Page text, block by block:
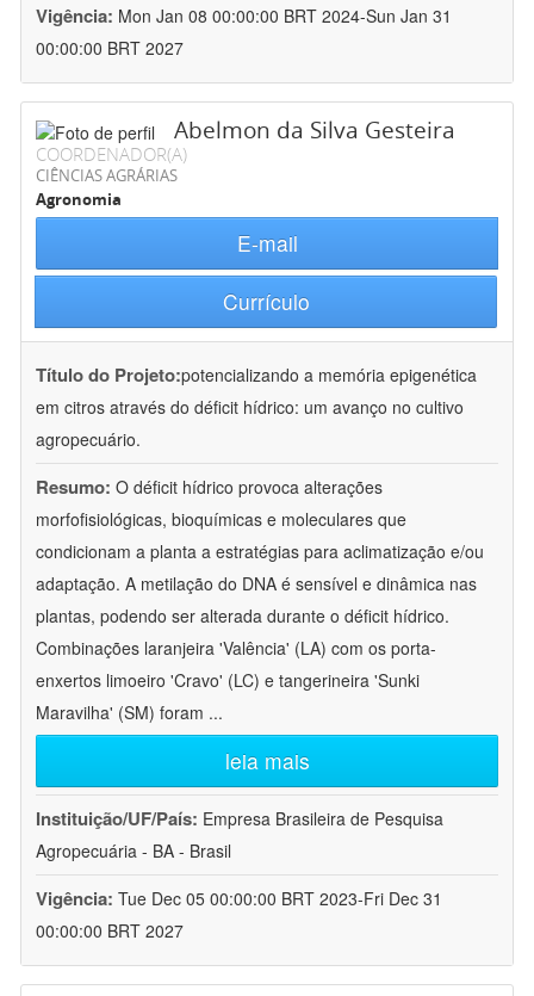
Vigência: Mon Jan 08 00:00:00 BRT 2024-Sun Jan 31
00:00:00 BRT 2027
Abelmon da Silva Gesteira
COORDENADOR(A)
CIÊNCIAS AGRÁRIAS
Agronomia
E-mail
Currículo
Título do Projeto:potencializando a memória epigenética
em citros através do déficit hídrico: um avanço no cultivo
agropecuário.
Resumo: O déficit hídrico provoca alterações
morfofisiológicas, bioquímicas e moleculares que
condicionam a planta a estratégias para aclimatização e/ou
adaptação. A metilação do DNA é sensível e dinâmica nas
plantas, podendo ser alterada durante o déficit hídrico.
Combinações laranjeira 'Valência' (LA) com os porta-
enxertos limoeiro 'Cravo' (LC) e tangerineira 'Sunki
Maravilha' (SM) foram ...
leia mais
Instituição/UF/País: Empresa Brasileira de Pesquisa
Agropecuária - BA - Brasil
Vigência: Tue Dec 05 00:00:00 BRT 2023-Fri Dec 31
00:00:00 BRT 2027